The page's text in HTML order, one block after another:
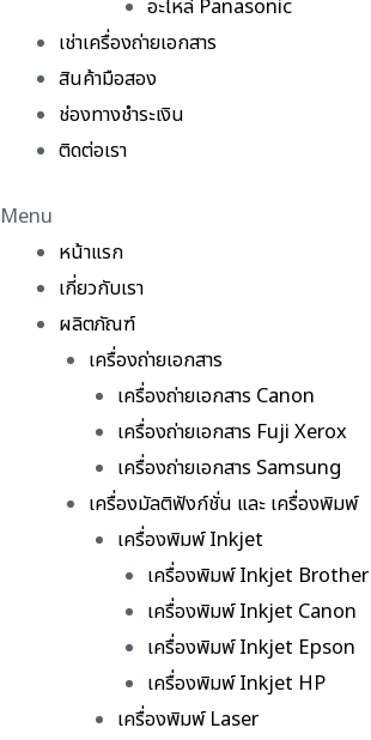
อะไหล่ Panasonic
เช่าเครื่องถ่ายเอกสาร
สินค้ามือสอง
ช่องทางชำระเงิน
ติดต่อเรา
Menu
หน้าแรก
เกี่ยวกับเรา
ผลิตภัณฑ์
เครื่องถ่ายเอกสาร
เครื่องถ่ายเอกสาร Canon
เครื่องถ่ายเอกสาร Fuji Xerox
เครื่องถ่ายเอกสาร Samsung
เครื่องมัลติฟังก์ชั่น และ เครื่องพิมพ์
เครื่องพิมพ์ Inkjet
เครื่องพิมพ์ Inkjet Brother
เครื่องพิมพ์ Inkjet Canon
เครื่องพิมพ์ Inkjet Epson
เครื่องพิมพ์ Inkjet HP
เครื่องพิมพ์ Laser